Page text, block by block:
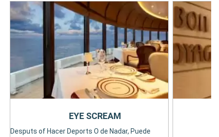
Desputs of Hacer Deports O de Nadar, Puede
EYE SCREAM